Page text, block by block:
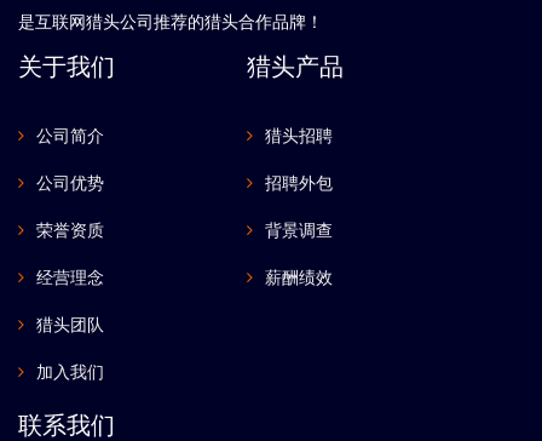
是互联网猎头公司推荐的猎头合作品牌！
关于我们
公司简介
公司优势
荣誉资质
经营理念
猎头团队
加入我们
猎头产品
猎头招聘
招聘外包
背景调查
薪酬绩效
联系我们